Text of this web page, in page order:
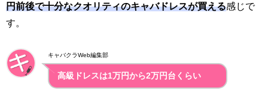
円前後で十分なクオリティのキャバドレスが買える感じで
す。
キャバクラWeb編集部
高級ドレスは1万円から2万円台くらい